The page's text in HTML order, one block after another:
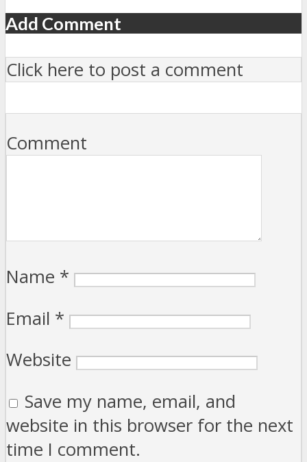
Add Comment
Click here to post a comment
Comment
Name *
Email *
Website
Save my name, email, and
website in this browser for the next
time I comment.